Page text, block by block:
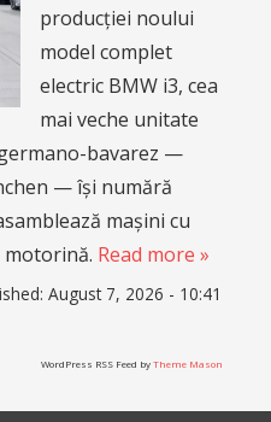
producției noului
model complet
electric BMW i3, cea
mai veche unitate
bavarez —
— își numără
mașini cu
Read more »
August 7, 2026 - 10:41
WordPress RSS Feed byTheme Mason